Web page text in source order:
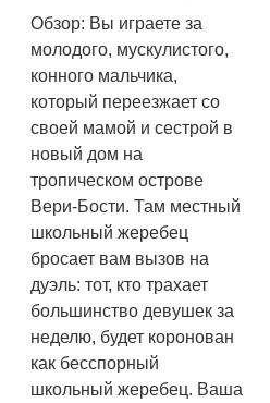
Обзор: Вы играете за
молодого, мускулистого,
конного мальчика,
который переезжает со
своей мамой и сестрой в
новый дом на
тропическом острове
Вери-Бости. Там местный
школьный жеребец
бросает вам вызов на
дуэль: тот, кто трахает
большинство девушек за
неделю, будет коронован
как бесспорный
школьный жеребец. Ваша